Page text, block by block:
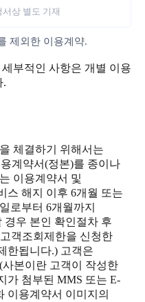
상 별도 기재
제외한 이용계약.
부적인 사항은 개별 이용
.
체결하기 위해서는
계약서(정본)를 종이나
이용계약서 및
스 해지 이후 6개월 또는
로부터 6개월까지
경우 본인 확인절차 후
객조회제한을 신청한
한됩니다.) 고객은
본이란 고객이 작성한
가 첨부된 MMS 또는 E-
이용계약서 이미지의